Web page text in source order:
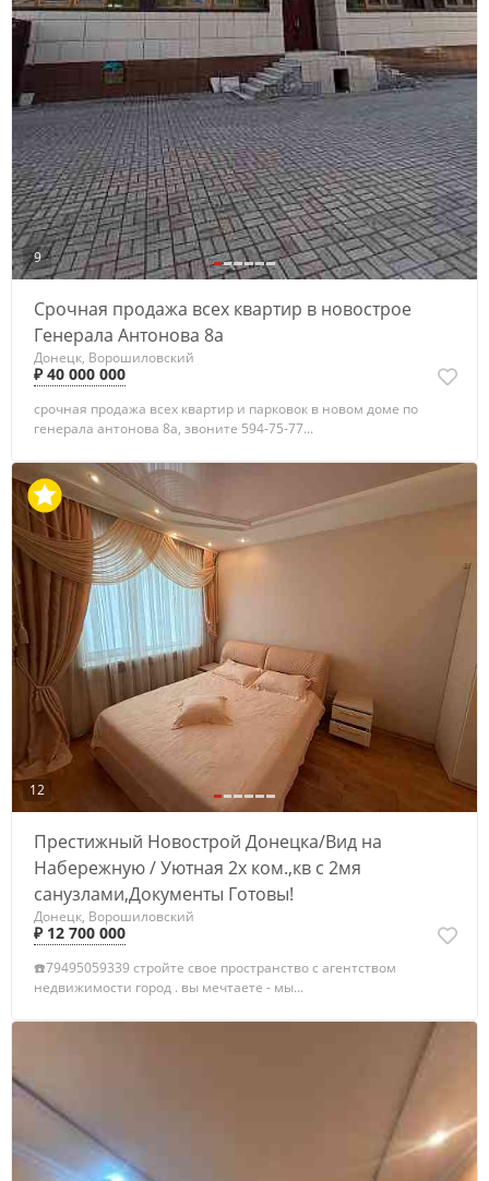
9
Срочная продажа всех квартир в новострое
Генерала Антонова 8а
Донецк, Ворошиловский
₽ 40 000 000
срочная продажа всех квартир и парковок в новом доме по
генерала антонова 8а, звоните 594-75-77...
12
Престижный Новострой Донецка/Вид на
Набережную / Уютная 2х ком.,кв с 2мя
санузлами,Документы Готовы!
Донецк, Ворошиловский
₽ 12 700 000
☎️79495059339 стройте свое пространство с агентством
недвижимости город . вы мечтаете - мы...